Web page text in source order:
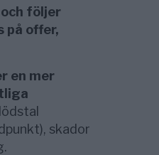
följer
på offer,
en mer
skador